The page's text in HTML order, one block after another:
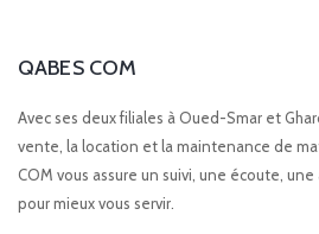
QABES COM
Avec ses deux filiales à Oued-Smar et
vente, la location et la maintenance de
COM vous assure un suivi, une écoute,
pour mieux vous servir.